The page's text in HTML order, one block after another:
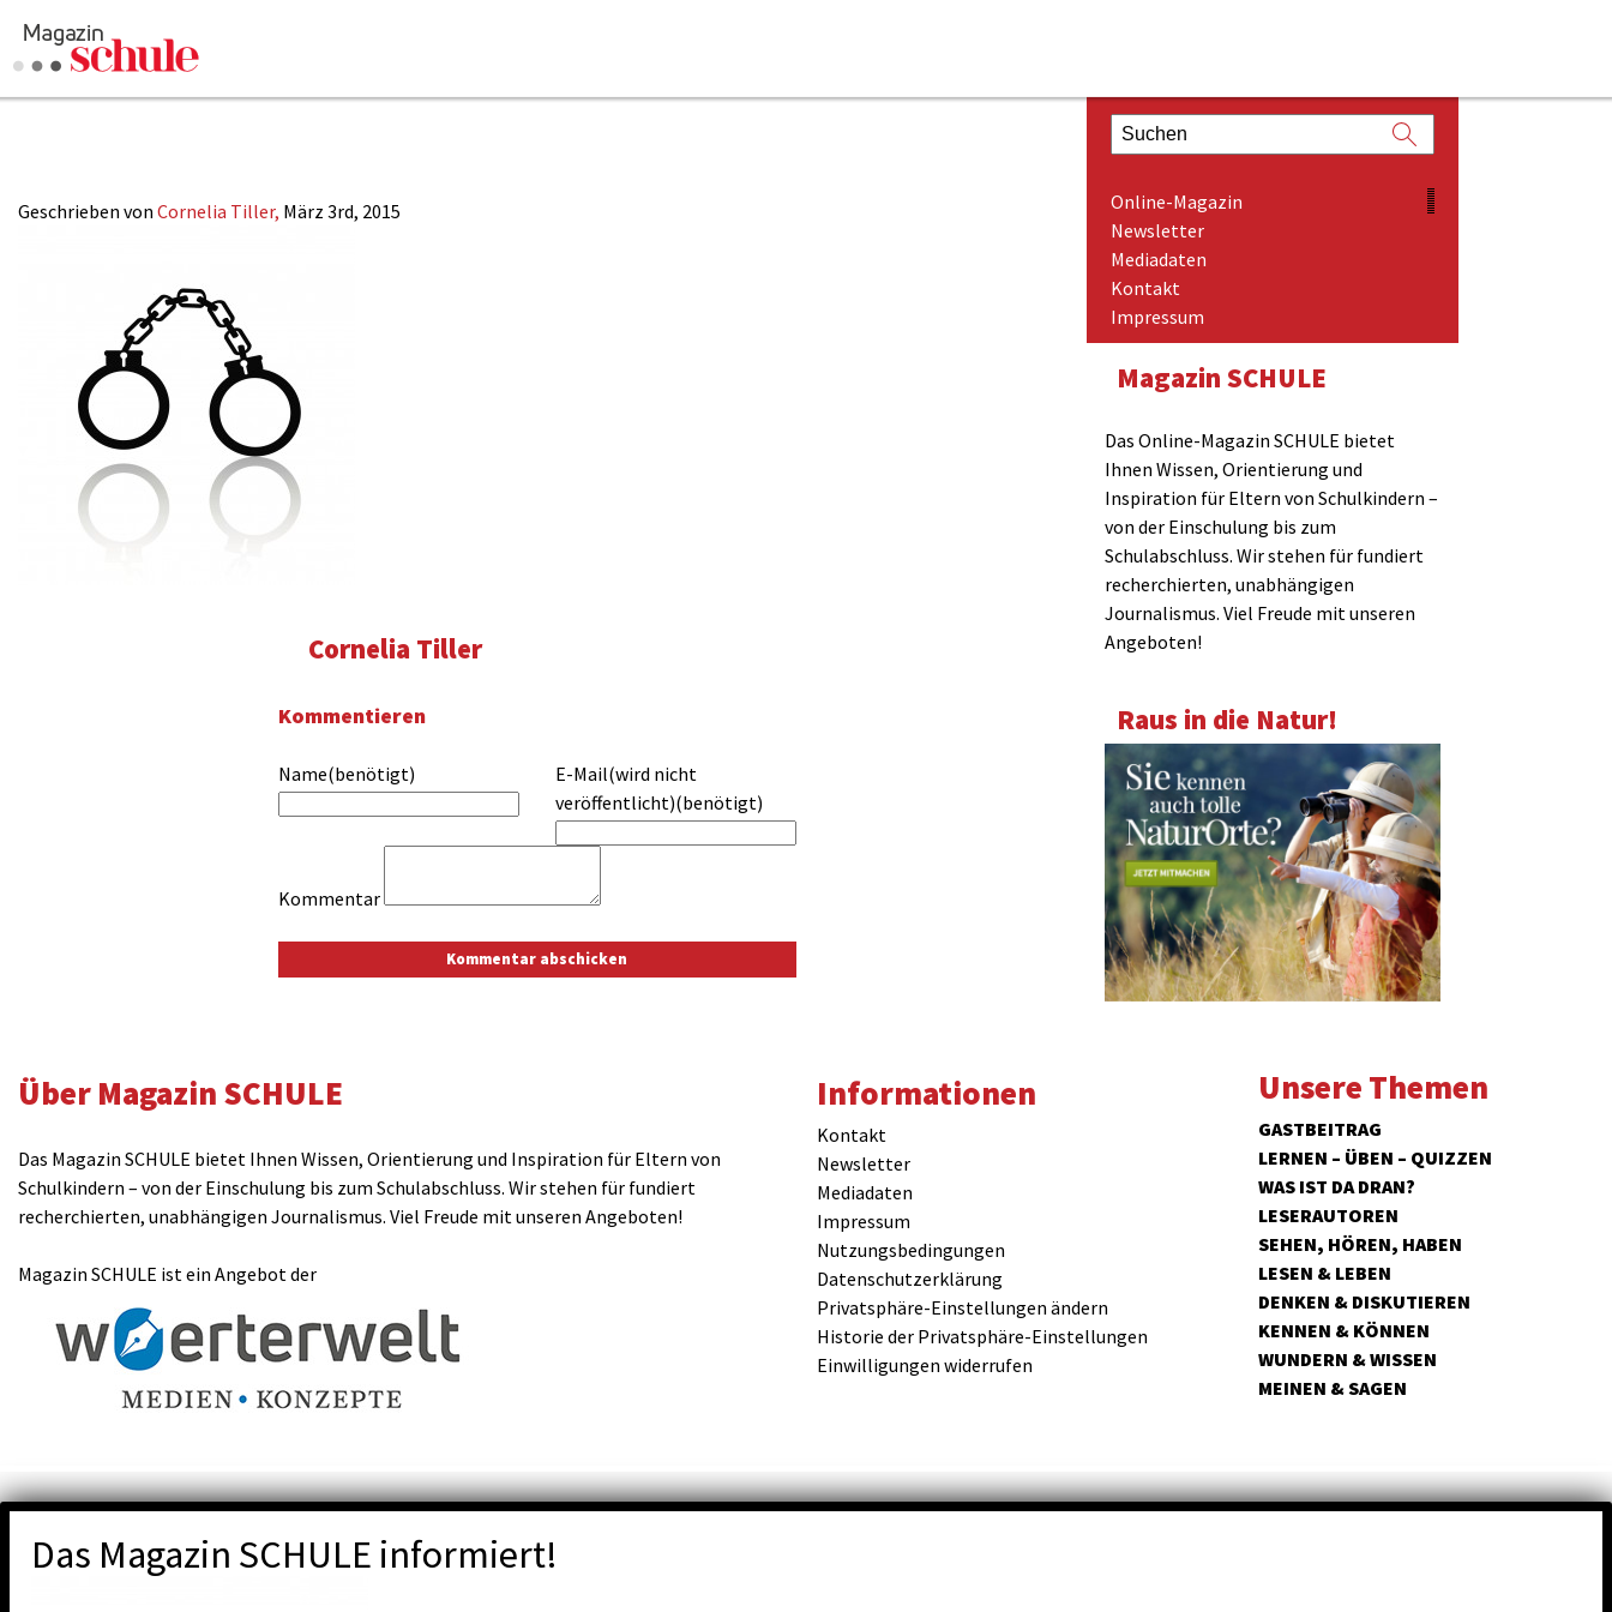
Geschrieben von Cornelia Tiller, März 3rd, 2015
Cornelia Tiller
Kommentieren
Name(benötigt)
E-Mail(wird nicht
veröffentlicht)(benötigt)
Kommentar
Online-Magazin
Newsletter
Mediadaten
Kontakt
Impressum
Magazin SCHULE
Das Online-Magazin SCHULE bietet
Ihnen Wissen, Orientierung und
Inspiration für Eltern von Schulkindern –
von der Einschulung bis zum
Schulabschluss. Wir stehen für fundiert
recherchierten, unabhängigen
Journalismus. Viel Freude mit unseren
Angeboten!
Raus in die Natur!
Über Magazin SCHULE
Das Magazin SCHULE bietet Ihnen Wissen, Orientierung und Inspiration für Eltern von
Schulkindern – von der Einschulung bis zum Schulabschluss. Wir stehen für fundiert
recherchierten, unabhängigen Journalismus. Viel Freude mit unseren Angeboten!
Magazin SCHULE ist ein Angebot der
Informationen
Kontakt
Newsletter
Mediadaten
Impressum
Nutzungsbedingungen
Datenschutzerklärung
Privatsphäre-Einstellungen ändern
Historie der Privatsphäre-Einstellungen
Einwilligungen widerrufen
Unsere Themen
GASTBEITRAG
LERNEN – ÜBEN – QUIZZEN
WAS IST DA DRAN?
LESERAUTOREN
SEHEN, HÖREN, HABEN
LESEN & LEBEN
DENKEN & DISKUTIEREN
KENNEN & KÖNNEN
WUNDERN & WISSEN
MEINEN & SAGEN
Das Magazin SCHULE informiert!